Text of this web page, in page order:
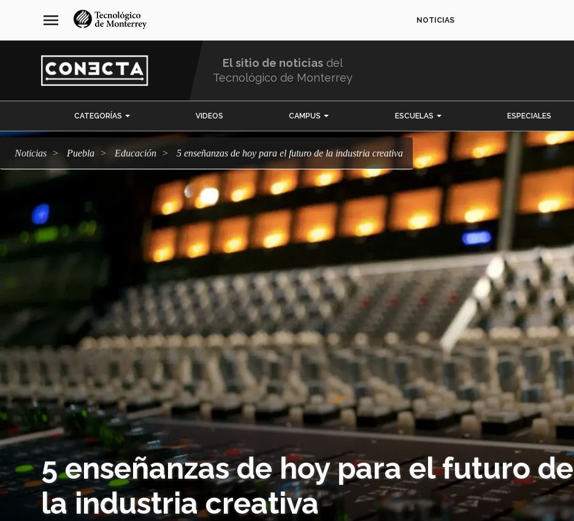
navegación
principal
menu NOTICIAS
El sitio de noticias del
Tecnológico de Monterrey
CATEGORÍAS VIDEOS CAMPUS ESCUELAS ESPECIALES
Noticias Puebla Educación 5 enseñanzas de hoy para el futuro de la industria creativa
5 enseñanzas de hoy para el futuro de
la industria creativa